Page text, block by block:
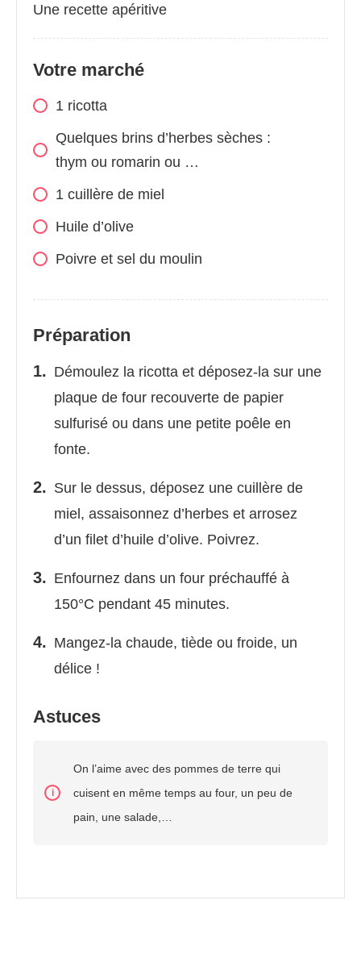
Une recette apéritive
Votre marché
1 ricotta
Quelques brins d’herbes sèches :
thym ou romarin ou …
1 cuillère de miel
Huile d’olive
Poivre et sel du moulin
Préparation
Démoulez la ricotta et déposez-la sur une
plaque de four recouverte de papier
sulfurisé ou dans une petite poêle en
fonte.
Sur le dessus, déposez une cuillère de
miel, assaisonnez d’herbes et arrosez
d’un filet d’huile d’olive. Poivrez.
Enfournez dans un four préchauffé à
150°C pendant 45 minutes.
Mangez-la chaude, tiède ou froide, un
délice !
Astuces
On l’aime avec des pommes de terre qui
cuisent en même temps au four, un peu de
pain, une salade,…